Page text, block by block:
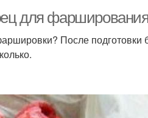
для
После подготовки